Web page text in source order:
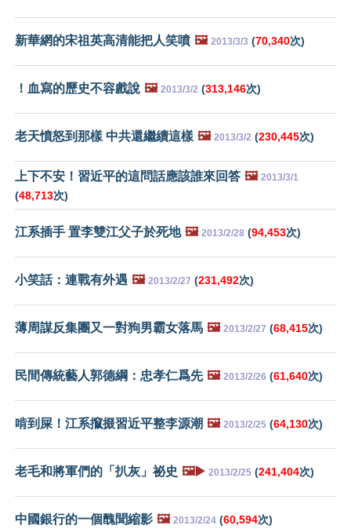
新華網的宋祖英高清能把人笑噴 🖼️ 2013/3/3 (70,340次)
！血寫的歷史不容戲說 🖼️ 2013/3/2 (313,146次)
老天憤怒到那樣 中共還繼續這樣 🖼️ 2013/3/2 (230,445次)
上下不安！習近平的這問話應該誰來回答 🖼️ 2013/3/1
(48,713次)
江系插手 置李雙江父子於死地 🖼️ 2013/2/28 (94,453次)
小笑話：連戰有外遇 🖼️ 2013/2/27 (231,492次)
薄周謀反集團又一對狗男霸女落馬 🖼️ 2013/2/27 (68,415次)
民間傳統藝人郭德綱：忠孝仁爲先 🖼️ 2013/2/26 (61,640次)
啃到屎！江系攛掇習近平整李源潮 🖼️ 2013/2/25 (64,130次)
老毛和將軍們的「扒灰」祕史 🖼️▶️ 2013/2/25 (241,404次)
中國銀行的一個醜聞縮影 🖼️ 2013/2/24 (60,594次)